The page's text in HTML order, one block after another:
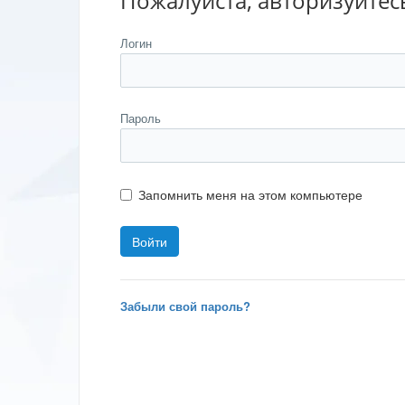
Логин
Пароль
Запомнить меня на этом компьютере
Забыли свой пароль?